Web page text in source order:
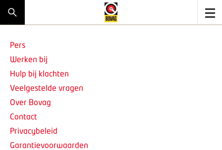
Pers
Werken bij
Hulp bij klachten
Veelgestelde vragen
Over Bovag
Contact
Privacybeleid
Garantievoorwaarden